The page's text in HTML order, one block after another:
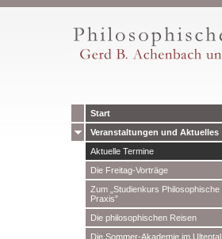
Start
Veranstaltungen und Aktuelles
Aktuelle Termine
Die Freitag-Vorträge
Zum „Studienkurs Philosophische
Praxis”
Die philosophischen Reisen
Die Sommer-Akademie im Ultental